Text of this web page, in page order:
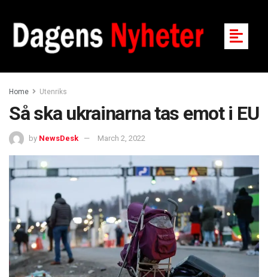
Home Utenriks
Så ska ukrainarna tas emot i EU
by NewsDesk March 2, 2022